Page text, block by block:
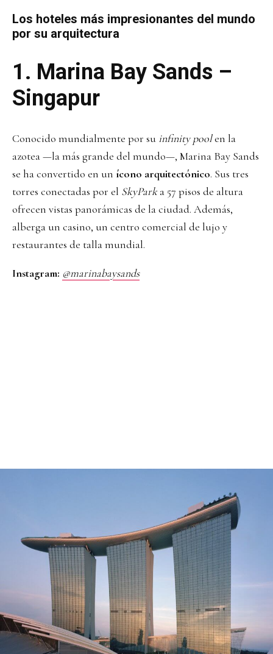
Los hoteles más impresionantes del mundo
por su arquitectura
1. Marina Bay Sands –
Singapur
Conocido mundialmente por su infinity poolen la
azotea —la más grande del mundo—, Marina Bay Sands
se ha convertido en un ícono arquitectónico. Sus tres
torres conectadas por el SkyParka 57 pisos de altura
ofrecen vistas panorámicas de la ciudad. Además,
alberga un casino, un centro comercial de lujo y
restaurantes de talla mundial.
Instagram: @marinabaysands